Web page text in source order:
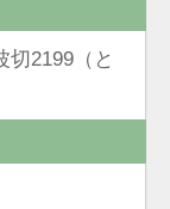
2199（と